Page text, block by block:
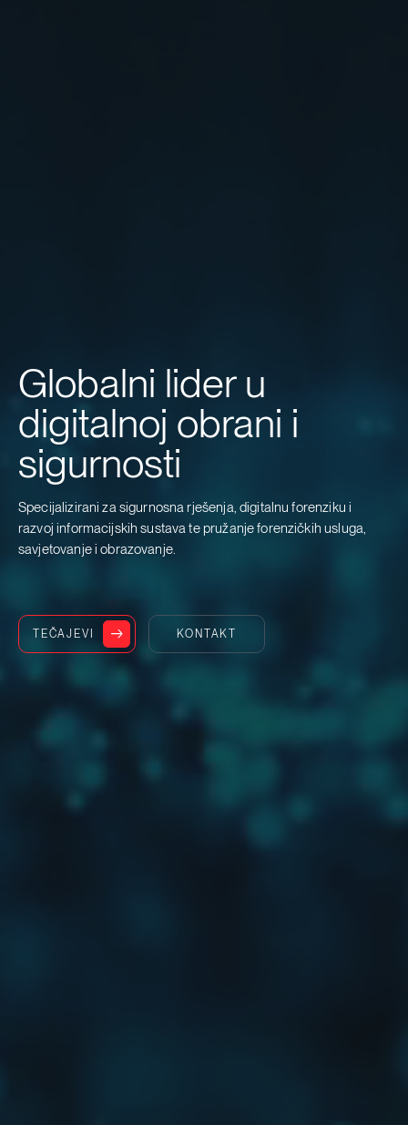
Globalni lider u
digitalnoj obrani i
sigurnosti
Specijalizirani za sigurnosna rješenja, digitalnu forenziku i
razvoj informacijskih sustava te pružanje forenzičkih usluga,
savjetovanje i obrazovanje.
TEČAJEVI KONTAKT